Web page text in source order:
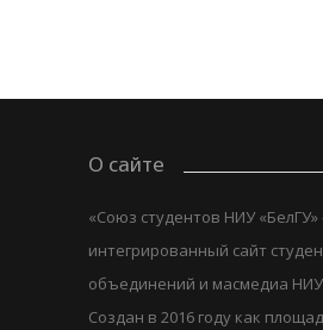
О сайте
«Союз студентов НИУ «БелГУ»
интегрированный сайт
объединений и масмедиа НИУ
Создан в 2016 году как